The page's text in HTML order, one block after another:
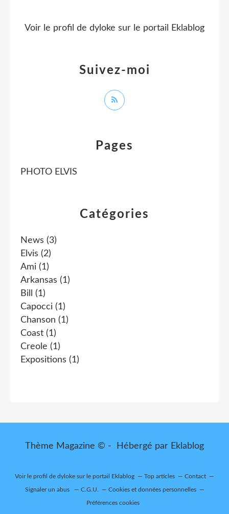
Catégories
News (3)
Elvis (2)
Ami (1)
Arkansas (1)
Bill
(1)
Capocci (1)
Chanson (1)
Coast (1)
Creole (1)
Expositions (1)
Pages
PHOTO ELVIS
Suivez-moi
Voir le profil de dyloke sur le portail Eklablog
Thème Magazine © - Hébergé par Eklablog
Voir le profil de dyloke sur le portail Eklablog Top articles Contact
Signaler un abus C.G.U. Cookies et données personnelles
Préférences cookies